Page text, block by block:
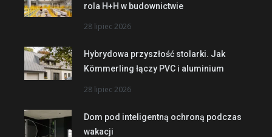
rola H+H w budownictwie
28 lipiec 2026
Hybrydowa przyszłość stolarki. Jak
Kömmerling łączy PVC i aluminium
28 lipiec 2026
Dom pod inteligentną ochroną podczas
wakacji